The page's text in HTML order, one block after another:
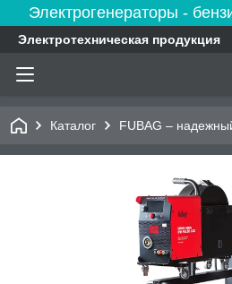
Электрогенераторы -
Электротехническая продукция
Каталог FUBAG –